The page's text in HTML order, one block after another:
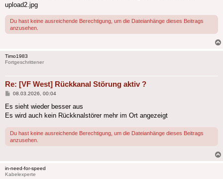
upload2.jpg
Du hast keine ausreichende Berechtigung, um die Dateianhänge dieses Beitrags
anzusehen.
Timo1983
Fortgeschrittener
Re: [VF West] Rückkanal Störung aktiv ?
Beitrag
08.03.2026, 00:04
Es sieht wieder besser aus
Es wird auch kein Rückknalstörer mehr im Ort angezeigt
Du hast keine ausreichende Berechtigung, um die Dateianhänge dieses Beitrags
anzusehen.
in-need-for-speed
Kabelexperte